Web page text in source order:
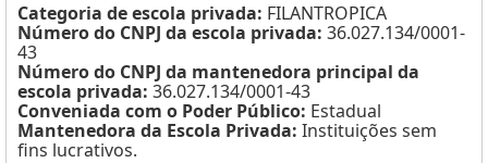
Categoria de escola privada: FILANTROPICA
Número do CNPJ da escola privada: 36.027.134/0001-
43
Número do CNPJ da mantenedora principal da
escola privada: 36.027.134/0001-43
Conveniada com o Poder Público: Estadual
Mantenedora da Escola Privada: Instituições sem
fins lucrativos.